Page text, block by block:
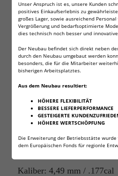
Unser Anspruch ist es, unsere Kunden
positives Einkaufserlebnis zu
großes Lager, sowie ausreichend
Vergrößerung und bedarfsoptimierte
dies technisch noch besser und
Der Neubau befindet sich direkt neben
durch den Neubau umgebaut werden
besonders, die für die Mitarbeiter
bisherigen Arbeitsplatztes.
Aus dem Neubau resultiert:
HÖHERE FLEXIBILITÄT
BESSERE LIEFERPERFORMANCE
GESTEIGERTE
HÖHERE WERTSCHÖPFUNG
Die Erweiterung der Betriebsstätte
dem Europäischen Fonds für regionle
2500 Final
Diabolos 4,49
CELL für
Luftpistole
Verarbeitet und Zielgenau!
einer Energie von 7,5
Auch für Waffen mit
Kaliber: 4,49 mm / .177cal